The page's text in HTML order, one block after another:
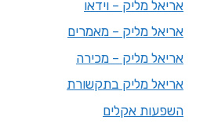
אריאל מליק – וידאו
אריאל מליק – מאמרים
אריאל מליק – מכירה
אריאל מליק בתקשורת
השפעות אקלים